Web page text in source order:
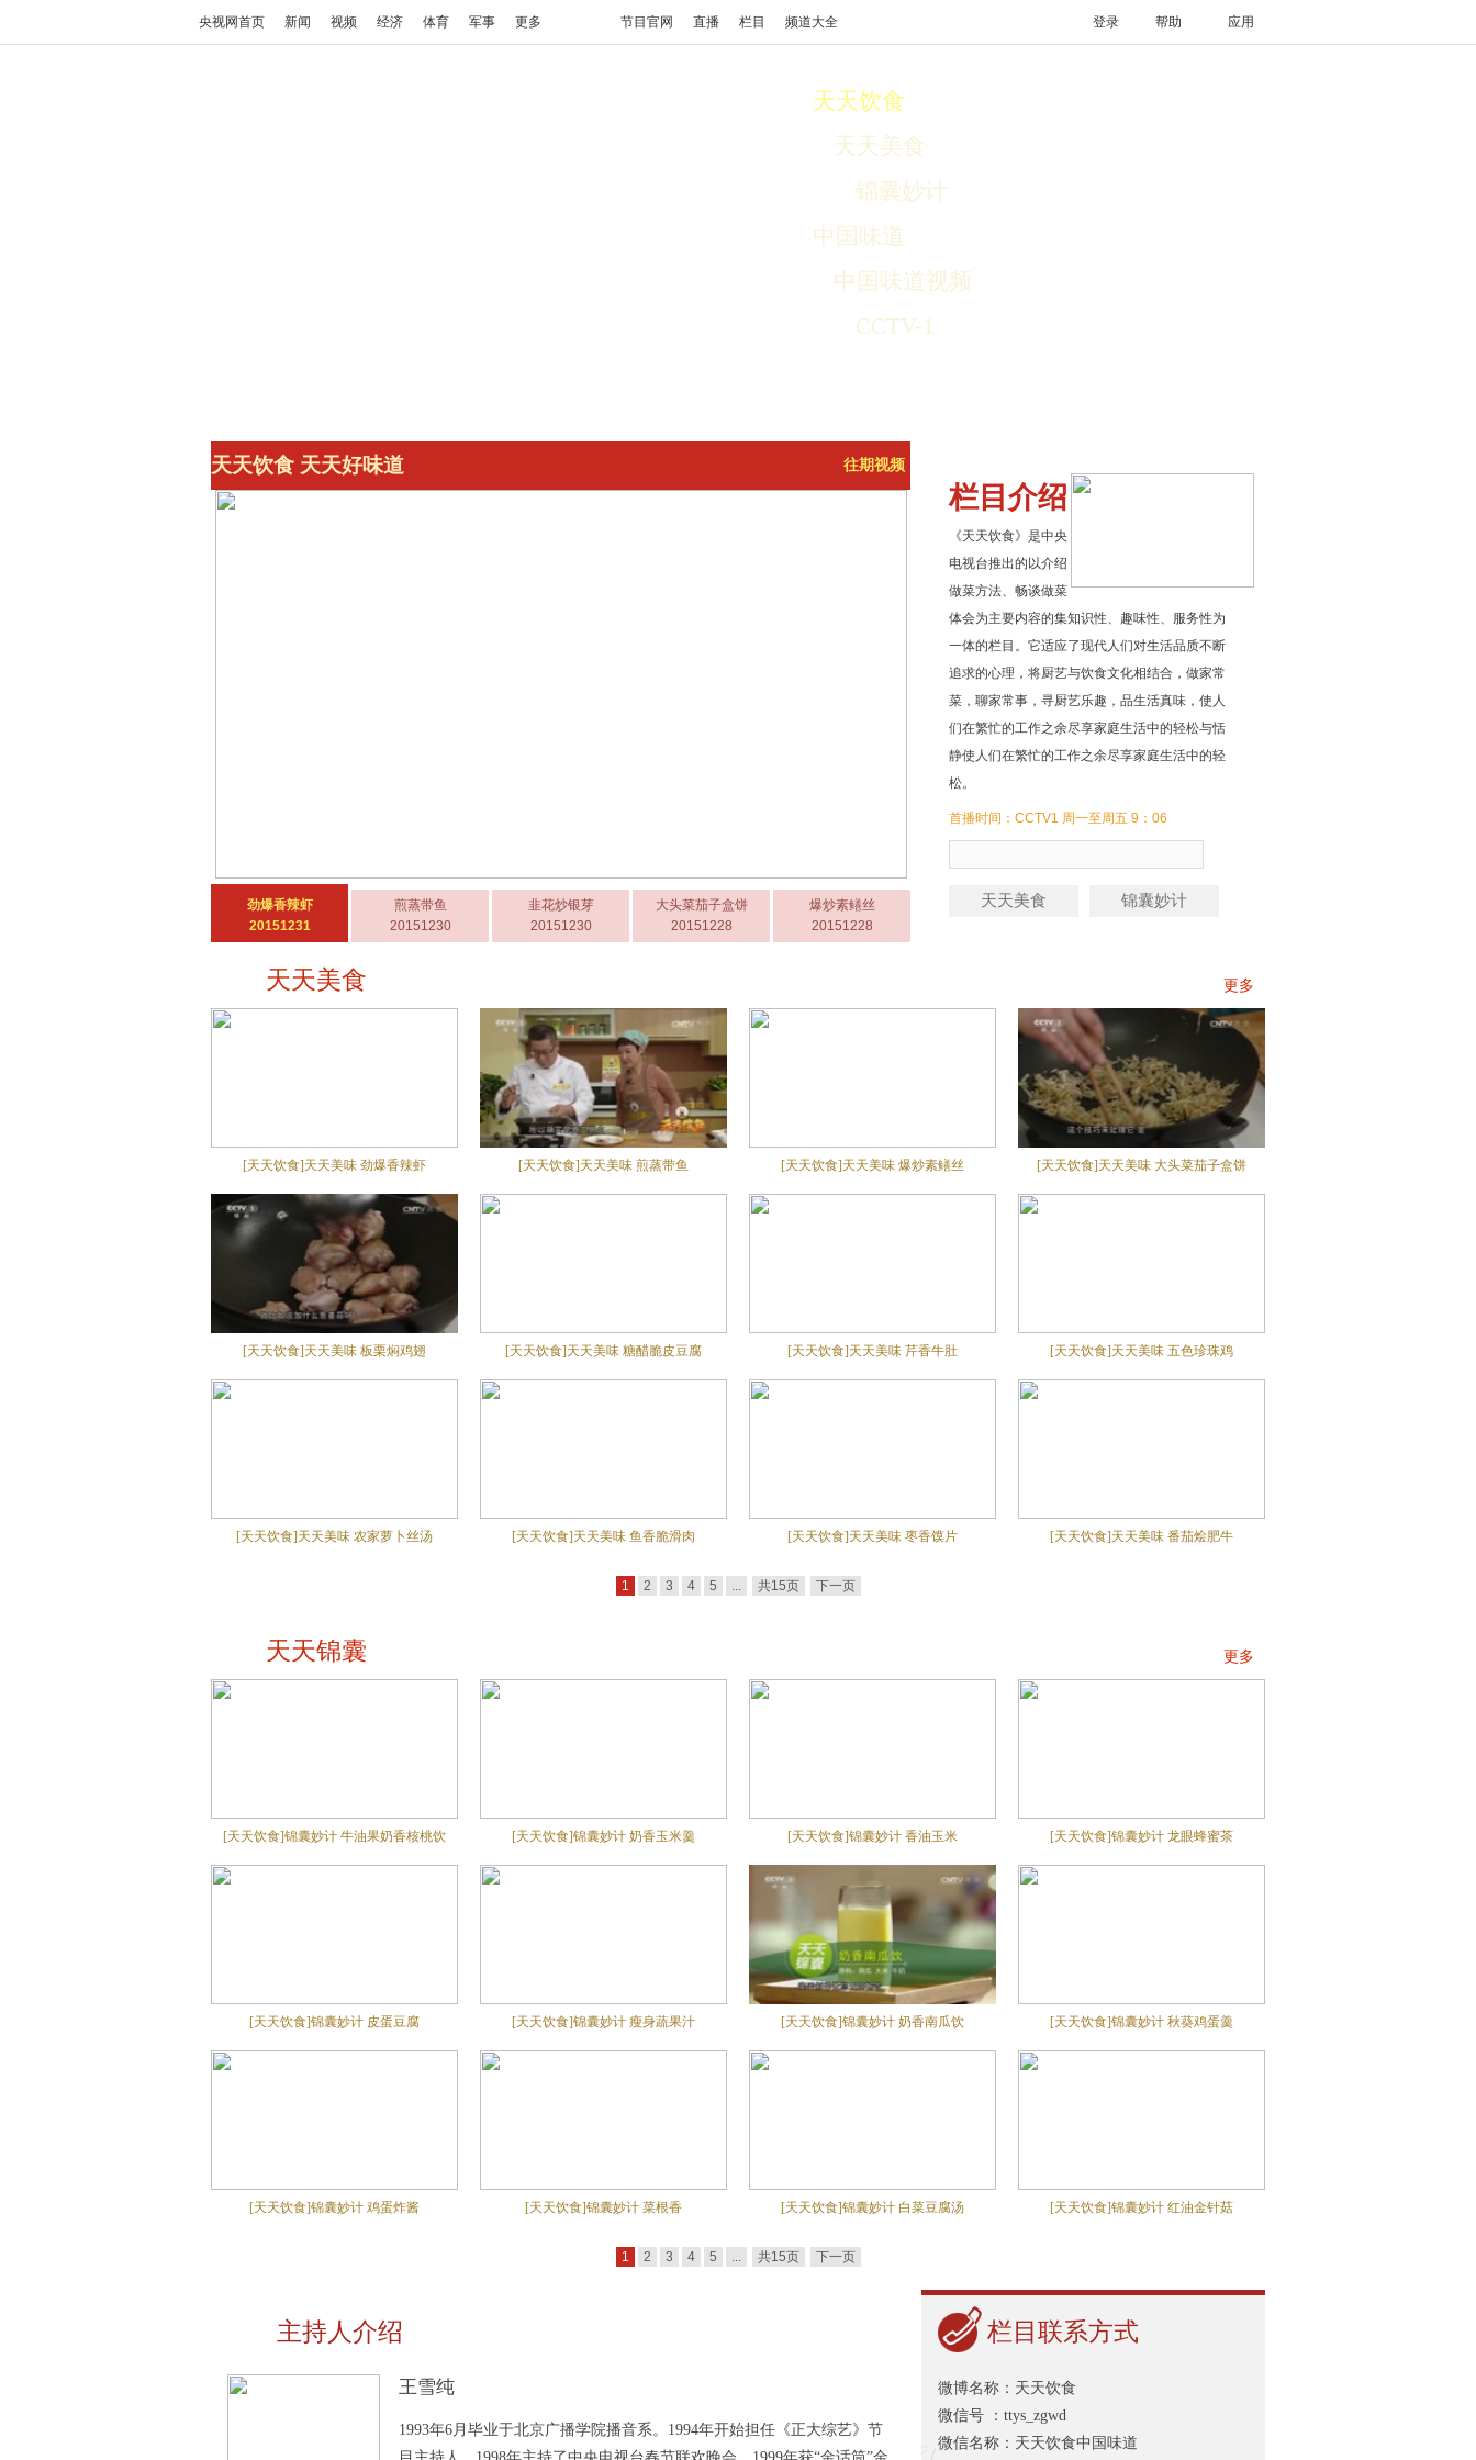
央视网首页 新闻 视频 经济 体育 军事 更多 节目官网 直播 栏目 频道大全 帮助 应用
登录
天天饮食
天天美食
锦囊妙计
中国味道
中国味道视频
CCTV-1
天天饮食 天天好味道 往期视频
劲爆香辣虾
20151231
煎蒸带鱼
20151230
韭花炒银芽
20151230
大头菜茄子盒饼
20151228
爆炒素鳝丝
20151228
栏目介绍
《天天饮食》是中央
电视台推出的以介绍
做菜方法、畅谈做菜
体会为主要内容的集知识性、趣味性、服务性为
一体的栏目。它适应了现代人们对生活品质不断
追求的心理，将厨艺与饮食文化相结合，做家常
菜，聊家常事，寻厨艺乐趣，品生活真味，使人
们在繁忙的工作之余尽享家庭生活中的轻松与恬
静使人们在繁忙的工作之余尽享家庭生活中的轻
松。
首播时间：CCTV1 周一至周五 9：06
天天美食 锦囊妙计
天天美食 更多
[天天饮食]天天美味 劲爆香辣虾 [天天饮食]天天美味 煎蒸带鱼 [天天饮食]天天美味 爆炒素鳝丝 [天天饮食]天天美味 大头菜茄子盒饼
[天天饮食]天天美味 板栗焖鸡翅 [天天饮食]天天美味 糖醋脆皮豆腐 [天天饮食]天天美味 芹香牛肚 [天天饮食]天天美味 五色珍珠鸡
[天天饮食]天天美味 农家萝卜丝汤 [天天饮食]天天美味 鱼香脆滑肉 [天天饮食]天天美味 枣香馍片 [天天饮食]天天美味 番茄烩肥牛
1 2 3 4 5 ... 共15页 下一页
天天锦囊 更多
[天天饮食]锦囊妙计 牛油果奶香核桃饮 [天天饮食]锦囊妙计 奶香玉米羹 [天天饮食]锦囊妙计 香油玉米 [天天饮食]锦囊妙计 龙眼蜂蜜茶
[天天饮食]锦囊妙计 皮蛋豆腐 [天天饮食]锦囊妙计 瘦身蔬果汁 [天天饮食]锦囊妙计 奶香南瓜饮 [天天饮食]锦囊妙计 秋葵鸡蛋羹
[天天饮食]锦囊妙计 鸡蛋炸酱 [天天饮食]锦囊妙计 菜根香 [天天饮食]锦囊妙计 白菜豆腐汤 [天天饮食]锦囊妙计 红油金针菇
1 2 3 4 5 ... 共15页 下一页
主持人介绍
王雪纯
1993年6月毕业于北京广播学院播音系。1994年开始担任《正大综艺》节
栏目联系方式
微博名称：天天饮食
微信号 ：ttys_zgwd
微信名称：天天饮食中国味道